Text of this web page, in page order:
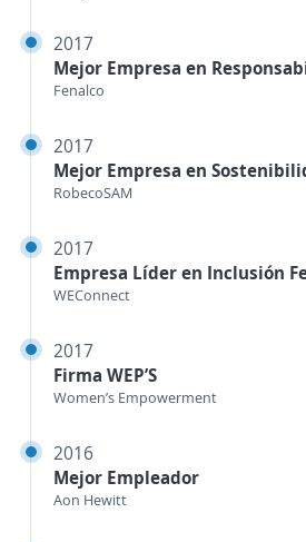
2017
Mejor Empresa en
Fenalco
2017
Mejor Empresa en
RobecoSAM
2017
Empresa Líder en Inclusión
WEConnect
2017
Firma WEP’S
Women’s Empowerment
2016
Mejor Empleador
Aon Hewitt